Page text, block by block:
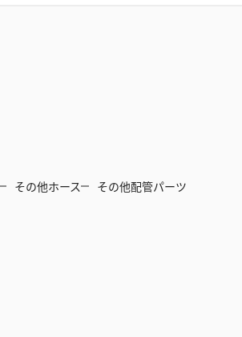
その他ホース
その他配管パーツ